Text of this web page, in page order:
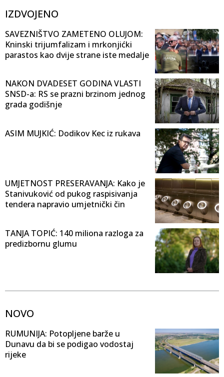
IZDVOJENO
SAVEZNIŠTVO ZAMETENO OLUJOM:
Kninski trijumfalizam i mrkonjićki
parastos kao dvije strane iste medalje
NAKON DVADESET GODINA VLASTI
SNSD-a: RS se prazni brzinom jednog
grada godišnje
ASIM MUJKIĆ: Dodikov Kec iz rukava
UMJETNOST PRESERAVANJA: Kako je
Stanivuković od pukog raspisivanja
tendera napravio umjetnički čin
TANJA TOPIĆ: 140 miliona razloga za
predizbornu glumu
NOVO
RUMUNIJA: Potopljene barže u
Dunavu da bi se podigao vodostaj
rijeke